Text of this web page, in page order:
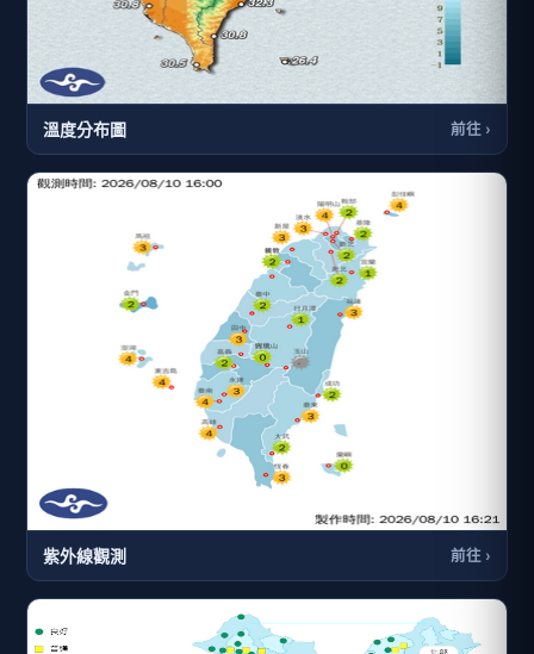
溫度分布圖 前往 ›
紫外線觀測 前往 ›